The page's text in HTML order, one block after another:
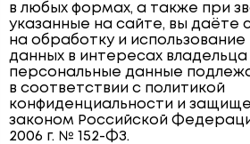
в любых формах, а также при
указанные на сайте, вы даёте
на обработку и
данных в интересах владельца
персональные данные
в соответствии с политикой
конфиденциальности и
законом Российской
2006 г. № 152-ФЗ.